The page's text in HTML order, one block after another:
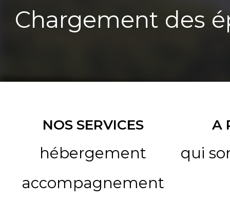
Chargement des
NOS SERVICES
hébergement
accompagnement
A
qui